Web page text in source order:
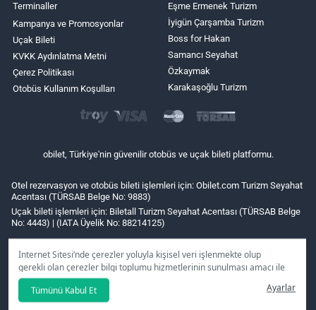
İnternet Sitesi’nde çerezler yoluyla kişisel veri işlenmekte olup
gerekli olan çerezler bilgi toplumu hizmetlerinin sunulması amacı ile
kullanılmaktadır. Tercihleriniz doğrultusunda size özel
kişiselleştirilmiş çerezleri ve özel kampanyaları
seçeneğine
tıklamanız halinde kullanımınıza sunamayacağız.
Tümünü Kabul Et Ayarlar
Terminaller
Kampanya ve Promosyonlar
Uçak Bileti
KVKK Aydınlatma Metni
Çerez Politikası
Otobüs Kullanım Koşulları
Eşme Ermenek Turizm
İyigün Çarşamba Turizm
Boss for Hakan
Samancı Seyahat
Özkaymak
Karakaşoğlu Turizm
obilet, Türkiye'nin güvenilir otobüs ve uçak bileti platformu.
Otel rezervasyon ve otobüs bileti işlemleri için: Obilet.com Turizm Seyahat
Acentası (TÜRSAB Belge No: 9883)
Uçak bileti işlemleri için: Biletall Turizm Seyahat Acentası (TÜRSAB Belge
No: 4443) | (IATA Üyelik No: 88214125)